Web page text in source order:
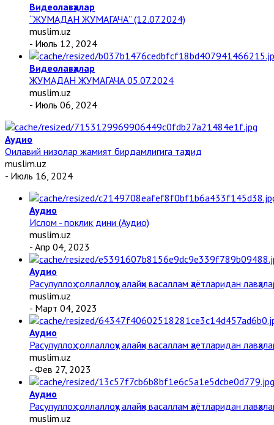
Видеолавҳалар
“ЖУМАДАН ЖУМАГАЧА” (12.07.2024)
muslim.uz
- Июль 12, 2024
Видеолавҳалар
ЖУМАДАН ЖУМАГАЧА 05.07.2024
muslim.uz
- Июль 06, 2024
Аудио
Оилавий низолар жамият бирдамлигига таҳдид
muslim.uz
- Июль 16, 2024
Аудио
Ислом - поклик дини (Аудио)
muslim.uz
- Апр 04, 2023
Аудио
Расулуллоҳ соллаллоҳу алайҳи васаллам ҳаётларидан
muslim.uz
- Март 04, 2023
Аудио
Расулуллоҳ соллаллоҳу алайҳи васаллам ҳаётларидан
muslim.uz
- Фев 27, 2023
Аудио
Расулуллоҳ соллаллоҳу алайҳи васаллам ҳаётларидан
muslim.uz